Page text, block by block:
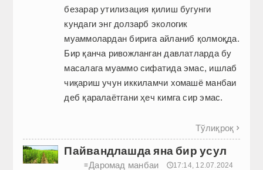
безарар утилизация қилиш бугунги
кундаги энг долзарб экологик
муаммолардан бирига айланиб қолмоқда.
Бир қанча ривожланган давлатларда бу
масалага муаммо сифатида эмас, ишлаб
чиқариш учун иккиламчи хомашё манбаи
деб қаралаётгани ҳеч кимга сир эмас.
Тўлиқроқ 
Пайвандлашда яна бир усул
≡Даромад манбаи
🕔17:14, 12.07.2024